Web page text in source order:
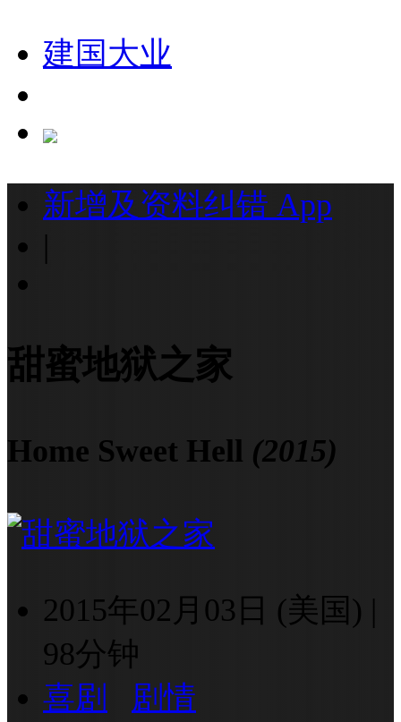
建国大业
新增及资料纠错 App
|
甜蜜地狱之家
Home Sweet Hell (2015)
2015年02月03日 (美国) |
98分钟
喜剧
剧情